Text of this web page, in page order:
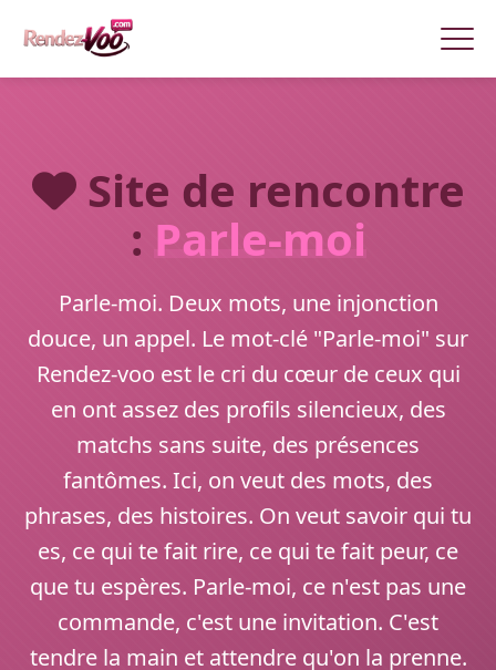
Site de rencontre
: Parle-moi
Parle-moi. Deux mots, une injonction
douce, un appel. Le mot-clé "Parle-moi" sur
Rendez-voo est le cri du cœur de ceux qui
en ont assez des profils silencieux, des
matchs sans suite, des présences
fantômes. Ici, on veut des mots, des
phrases, des histoires. On veut savoir qui tu
es, ce qui te fait rire, ce qui te fait peur, ce
que tu espères. Parle-moi, ce n'est pas une
commande, c'est une invitation. C'est
tendre la main et attendre qu'on la prenne.